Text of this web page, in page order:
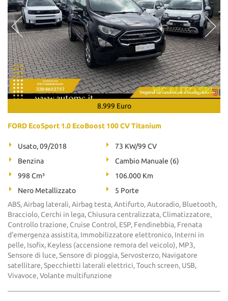
8.999 Euro
FORD EcoSport 1.0 EcoBoost 100 CV Titanium
Usato, 09/2018
73 KW/99 CV
Benzina
Cambio Manuale (6)
998 Cm³
106.000 Km
Nero Metallizzato
5 Porte
ABS, Airbag laterali, Airbag testa, Antifurto, Autoradio, Bluetooth,
Bracciolo, Cerchi in lega, Chiusura centralizzata, Climatizzatore,
Controllo trazione, Cruise Control, ESP, Fendinebbia, Frenata
d'emergenza assistita, Immobilizzatore elettronico, Interni in
pelle, Isofix, Keyless (accensione remora del veicolo), MP3,
Sensore di luce, Sensore di pioggia, Servosterzo, Navigatore
satellitare, Specchietti laterali elettrici, Touch screen, USB,
Vivavoce, Volante multifunzione